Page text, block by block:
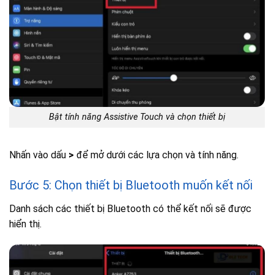
Bật tính năng Assistive Touch và chọn thiết bị
Nhấn vào dấu > để mở dưới các lựa chọn và tính năng.
Bước 5: Chọn thiết bị Bluetooth muốn kết nối
Danh sách các thiết bị Bluetooth có thể kết nối sẽ được
hiển thị.